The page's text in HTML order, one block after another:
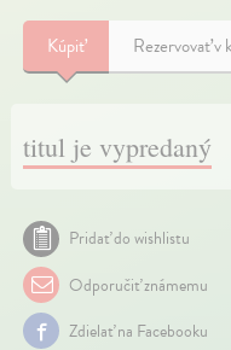
Kúpiť Rezervovať v
titul je vypredaný
Pridať do wishlistu
Odporučiť známemu
Zdielať na Facebooku